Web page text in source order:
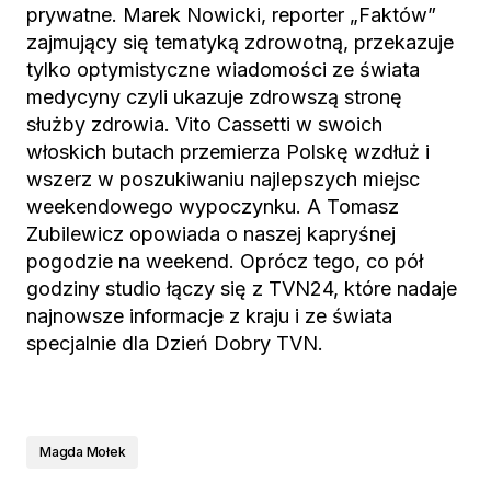
prywatne. Marek Nowicki, reporter „Faktów”
zajmujący się tematyką zdrowotną, przekazuje
tylko optymistyczne wiadomości ze świata
medycyny czyli ukazuje zdrowszą stronę
służby zdrowia. Vito Cassetti w swoich
włoskich butach przemierza Polskę wzdłuż i
wszerz w poszukiwaniu najlepszych miejsc
weekendowego wypoczynku. A Tomasz
Zubilewicz opowiada o naszej kapryśnej
pogodzie na weekend. Oprócz tego, co pół
godziny studio łączy się z TVN24, które nadaje
najnowsze informacje z kraju i ze świata
specjalnie dla Dzień Dobry TVN.
Magda Mołek